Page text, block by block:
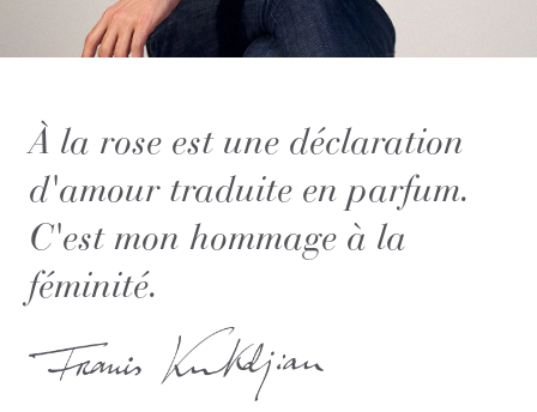
À la rose est une déclaration
d'amour traduite en parfum.
C'est mon hommage à la
féminité.